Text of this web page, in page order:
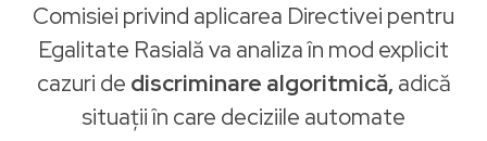
Comisiei privind aplicarea Directivei pentru
Egalitate Rasială va analiza în mod explicit
cazuri de discriminare algoritmică, adică
situații în care deciziile automate